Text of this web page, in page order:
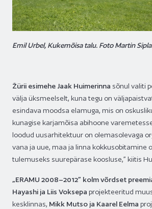
Emil Urbel, Kukemõisa talu. Foto Martin
Žürii esimehe Jaak Huimerinna sõnul valiti
välja üksmeelselt, kuna tegu on
esindava moodsa elamuga, mis on
kunagise karjamõisa abihoone
loodud uusarhitektuur on olemasolevaga
vana ja uue, maa ja linna kokkusobitamine
tulemuseks suurepärase koosluse,” kiitis
„ERAMU 2008–2012” kolm võrdset
Hayashi ja Liis Voksepa projekteeritud
kesklinnas, Mikk Mutso ja Kaarel Eelma